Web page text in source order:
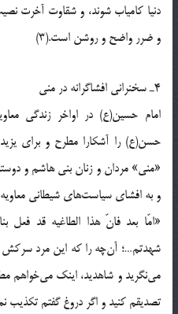
دنیا کامیاب شوند، و شقاوت آخرت
و ضرر واضح و روشن است.(3)
4ـ سخنرانی افشاگرانه در منی
امام حسین(ع) در اواخر زندگی
حسن(ع) را آشکارا مطرح و برای
«منی» مردان و زنان بنی هاشم و
و به افشای سیاست‌های شیطانی
«امّا بعد فانّ هذا الطاغیه قد فعل
شهدتم…؛ آن‌چه را که این مرد سرکش
می‌نگرید و شاهدید، اینک می‌خواهم
تصدیقم کنید و اگر دروغ گفتم تکذیب